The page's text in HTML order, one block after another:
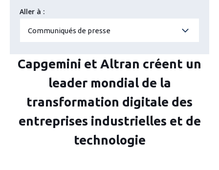
Aller à :
Communiqués de presse
Capgemini et Altran créent un
leader mondial de la
transformation digitale des
entreprises industrielles et de
technologie